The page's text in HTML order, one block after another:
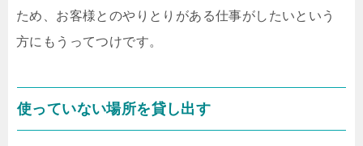
ため、お客様とのやりとりがある仕事がしたいという
方にもうってつけです。
使っていない場所を貸し出す